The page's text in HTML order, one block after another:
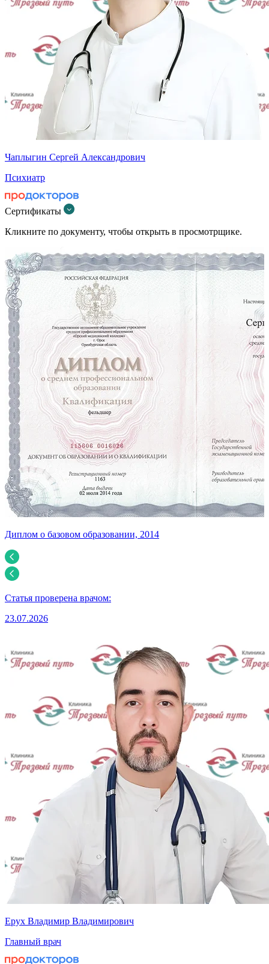
Чаплыгин Сергей Александрович
Психиатр
Сертификаты
Кликните по документу, чтобы открыть в просмотрщике.
Диплом о базовом образовании, 2014
Статья проверена врачом:
23.07.2026
Ерух Владимир Владимирович
Главный врач